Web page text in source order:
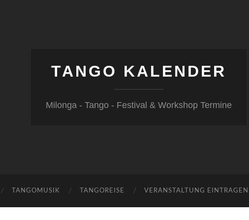
TANGO KALENDER
Milonga - Tango - Festival & Workshop Termine
TANGOMUSIK TANGOREISE VERANSTALTUNG EINTRAGEN